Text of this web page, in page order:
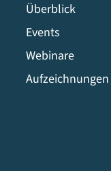
Überblick
Events
Webinare
Aufzeichnungen